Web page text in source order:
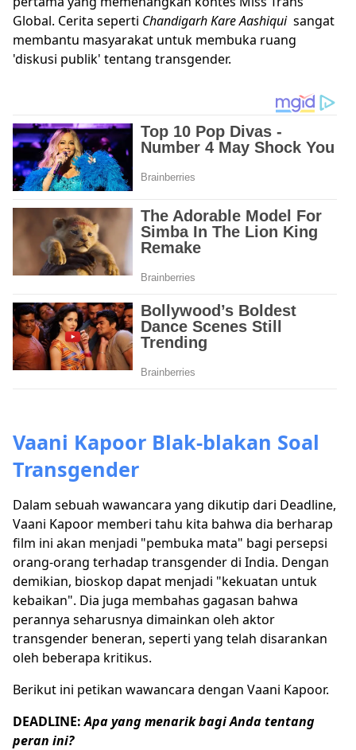
Global. Cerita seperti Chandigarh Kare Aashiqui sangat
membantu masyarakat untuk membuka ruang
'diskusi publik' tentang transgender.
Vaani Kapoor Blak-blakan Soal
Transgender
Dalam sebuah wawancara yang dikutip dari Deadline,
Vaani Kapoor memberi tahu kita bahwa dia berharap
film ini akan menjadi "pembuka mata" bagi persepsi
orang-orang terhadap transgender di India. Dengan
demikian, bioskop dapat menjadi "kekuatan untuk
kebaikan". Dia juga membahas gagasan bahwa
perannya seharusnya dimainkan oleh aktor
transgender beneran, seperti yang telah disarankan
oleh beberapa kritikus.
Berikut ini petikan wawancara dengan Vaani Kapoor.
DEADLINE:Apa yang menarik bagi Anda tentang
peran ini?